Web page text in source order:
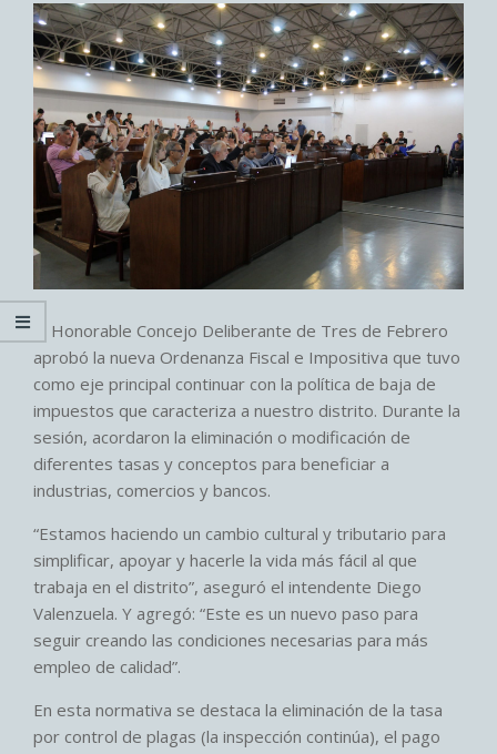
El Honorable Concejo Deliberante de Tres de Febrero
aprobó la nueva Ordenanza Fiscal e Impositiva que tuvo
como eje principal continuar con la política de baja de
impuestos que caracteriza a nuestro distrito. Durante la
sesión, acordaron la eliminación o modificación de
diferentes tasas y conceptos para beneficiar a
industrias, comercios y bancos.
“Estamos haciendo un cambio cultural y tributario para
simplificar, apoyar y hacerle la vida más fácil al que
trabaja en el distrito”, aseguró el intendente Diego
Valenzuela. Y agregó: “Este es un nuevo paso para
seguir creando las condiciones necesarias para más
empleo de calidad”.
En esta normativa se destaca la eliminación de la tasa
por control de plagas (la inspección continúa), el pago